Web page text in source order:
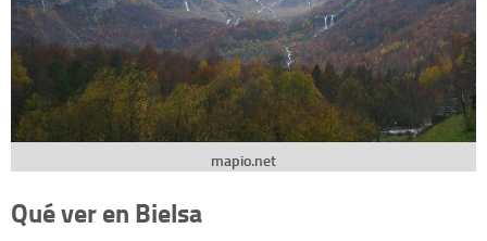
mapio.net
Qué ver en Bielsa